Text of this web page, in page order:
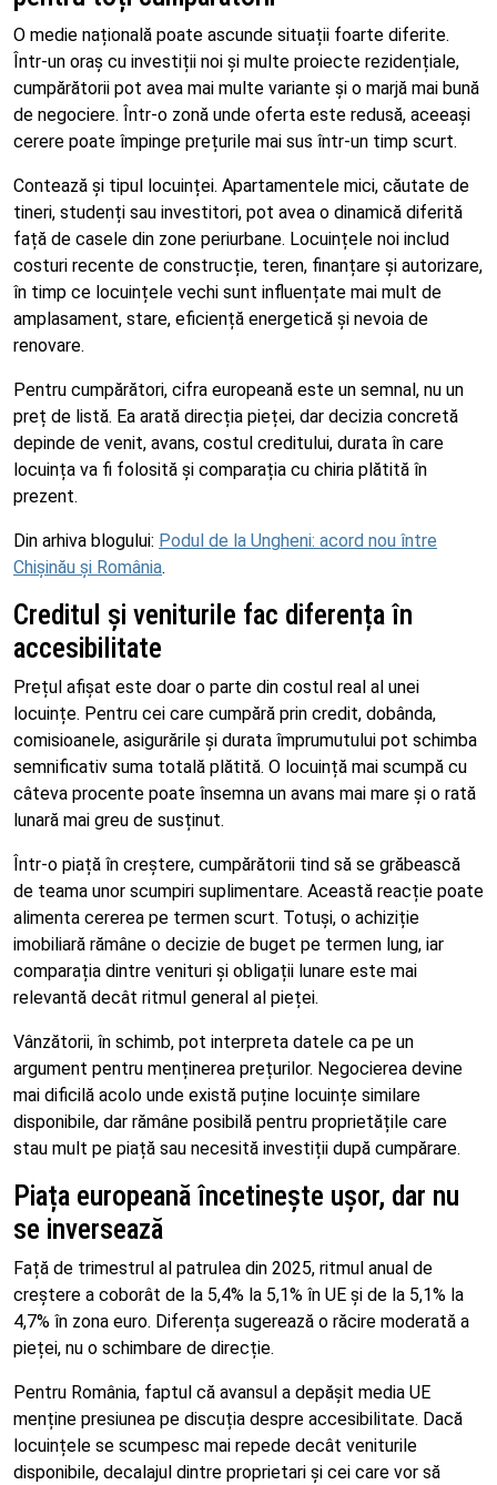
O medie națională poate ascunde situații foarte diferite.
Într-un oraș cu investiții noi și multe proiecte rezidențiale,
cumpărătorii pot avea mai multe variante și o marjă mai bună
de negociere. Într-o zonă unde oferta este redusă, aceeași
cerere poate împinge prețurile mai sus într-un timp scurt.
Contează și tipul locuinței. Apartamentele mici, căutate de
tineri, studenți sau investitori, pot avea o dinamică diferită
față de casele din zone periurbane. Locuințele noi includ
costuri recente de construcție, teren, finanțare și autorizare,
în timp ce locuințele vechi sunt influențate mai mult de
amplasament, stare, eficiență energetică și nevoia de
renovare.
Pentru cumpărători, cifra europeană este un semnal, nu un
preț de listă. Ea arată direcția pieței, dar decizia concretă
depinde de venit, avans, costul creditului, durata în care
locuința va fi folosită și comparația cu chiria plătită în
prezent.
Din arhiva blogului: Podul de la Ungheni: acord nou între
Chișinău și România.
Creditul și veniturile fac diferența în
accesibilitate
Prețul afișat este doar o parte din costul real al unei
locuințe. Pentru cei care cumpără prin credit, dobânda,
comisioanele, asigurările și durata împrumutului pot schimba
semnificativ suma totală plătită. O locuință mai scumpă cu
câteva procente poate însemna un avans mai mare și o rată
lunară mai greu de susținut.
Într-o piață în creștere, cumpărătorii tind să se grăbească
de teama unor scumpiri suplimentare. Această reacție poate
alimenta cererea pe termen scurt. Totuși, o achiziție
imobiliară rămâne o decizie de buget pe termen lung, iar
comparația dintre venituri și obligații lunare este mai
relevantă decât ritmul general al pieței.
Vânzătorii, în schimb, pot interpreta datele ca pe un
argument pentru menținerea prețurilor. Negocierea devine
mai dificilă acolo unde există puține locuințe similare
disponibile, dar rămâne posibilă pentru proprietățile care
stau mult pe piață sau necesită investiții după cumpărare.
Piața europeană încetinește ușor, dar nu
se inversează
Față de trimestrul al patrulea din 2025, ritmul anual de
creștere a coborât de la 5,4% la 5,1% în UE și de la 5,1% la
4,7% în zona euro. Diferența sugerează o răcire moderată a
pieței, nu o schimbare de direcție.
Pentru România, faptul că avansul a depășit media UE
menține presiunea pe discuția despre accesibilitate. Dacă
locuințele se scumpesc mai repede decât veniturile
disponibile, decalajul dintre proprietari și cei care vor să